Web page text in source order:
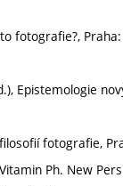
fotografie?,
Epistemologie
fotografie,
Ph. New